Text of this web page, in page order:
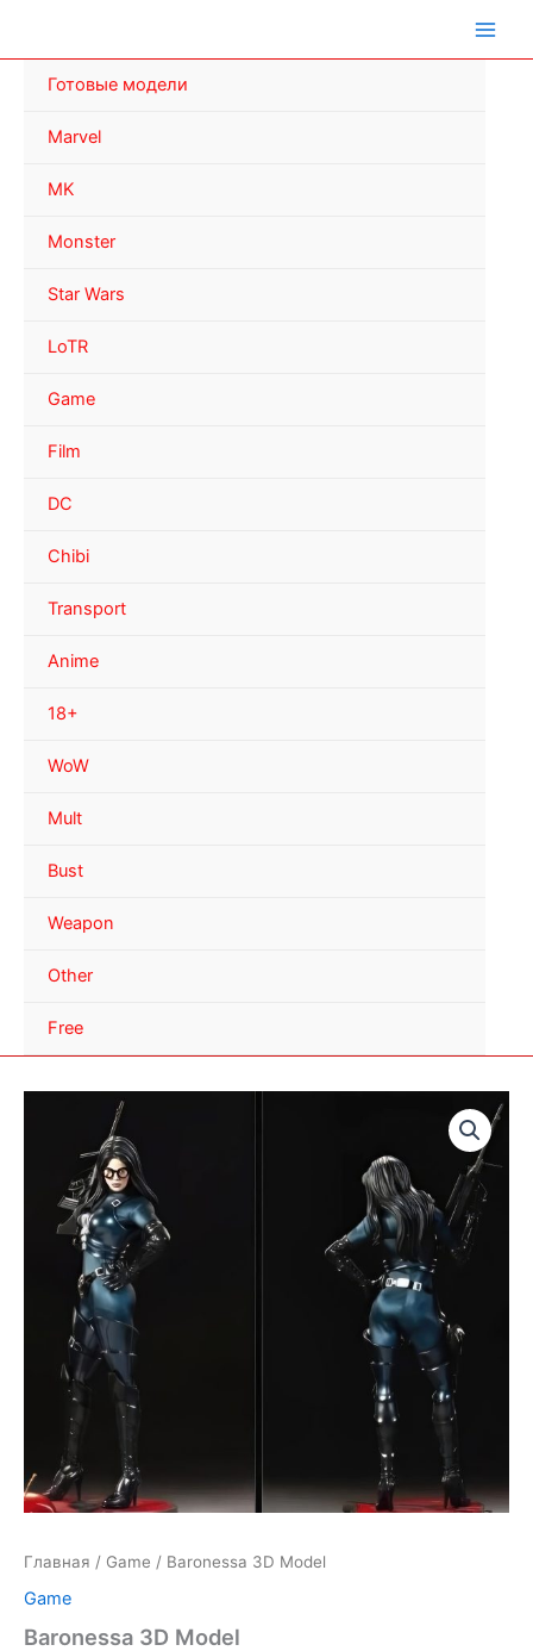
Готовые модели
Marvel
MK
Monster
Star Wars
LoTR
Game
Film
DC
Chibi
Transport
Anime
18+
WoW
Mult
Bust
Weapon
Other
Free
Главная / Game / Baronessa 3D Model
Game
Baronessa 3D Model